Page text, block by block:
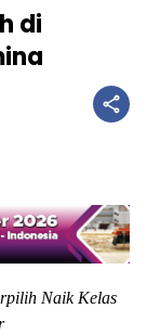
di
Naik Kelas